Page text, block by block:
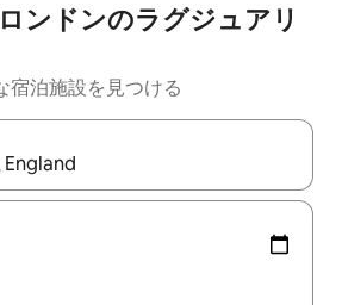
ンドンのラグジュアリ
泊施設を見つける
ら、上下の矢印キーを使って移動するか